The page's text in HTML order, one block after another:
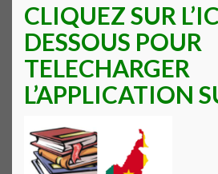
CLIQUEZ SUR
DESSOUS POUR
TELECHARGER
L’APPLICATION